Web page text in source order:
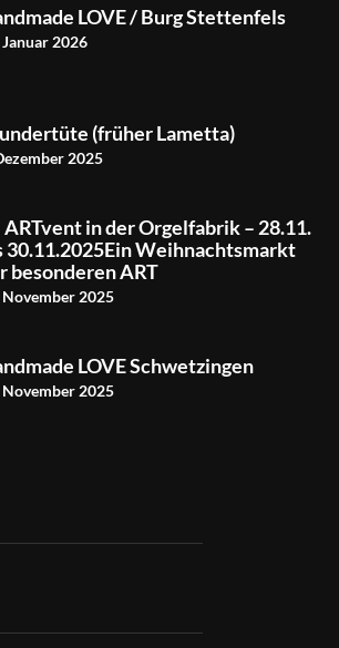
LOVE / Burg Stettenfels
Januar 2026
(früher Lametta)
2025
ARTvent in der Orgelfabrik – 28.11.
30.11.2025Ein Weihnachtsmarkt
besonderen ART
November 2025
LOVE Schwetzingen
November 2025